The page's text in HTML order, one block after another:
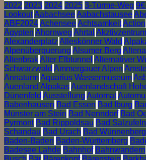
2022 2023 2024 2025 3-Türme-Weg
LookoutAabachseeAabachstausee
ABF2024AchenseeAchtsamkeitAction
Ägypten Ahornweg Ahrtal
Alexanderplatz Alleskönner Wald
Alpenüberquerung Alsumer Berg
AltenbrakAlter Elbtunnel Alternativer
Schwarzwald Ammergauer Alpen
AnnaturmAquarius Wassermuseum
Auenland AlpakasAuenlandschaft
Dünenfeld Ausstellung Automat
Babenhausen Bad Essen Bad Iburg
Münster am Stein Bad Nenndorf Bad
Pyrmont Bad Rippoldsau Bad Salzufeln
Schandau Bad Urach Bad Wünnenberg
Baden-Baden Baden-Württemberg
Badesee Lahde Bahnhof Bahnwandern